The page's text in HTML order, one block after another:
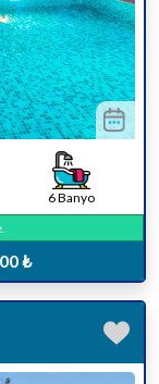
6 Banyo
₺